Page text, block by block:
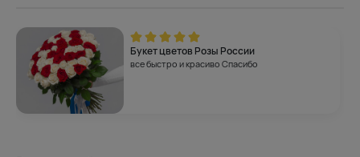
Букет цветов Розы России
все быстро и красиво Спасибо